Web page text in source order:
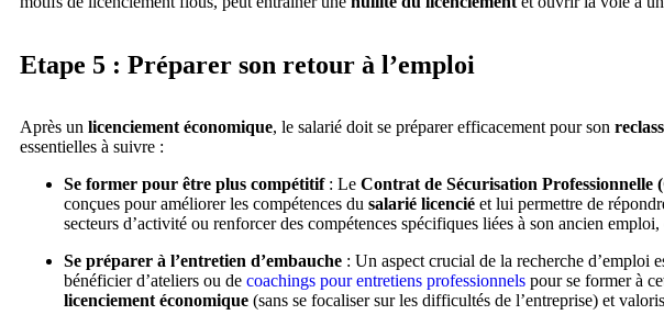
Etape 5 : Préparer son retour à l’emploi
Après un licenciement économique, le salarié doit se préparer efficacement pour son
essentielles à suivre :
Se former pour être plus compétitif: Le Contrat de Sécurisation Professionnelle
conçues pour améliorer les compétences du salarié licencié et lui permettre de
secteurs d’activité ou renforcer des compétences spécifiques liées à son ancien
Se préparer à l’entretien d’embauche : Un aspect crucial de la recherche d’emploi
bénéficier d’ateliers ou de coachings pour entretiens professionnels pour se former à
licenciement économique (sans se focaliser sur les difficultés de l’entreprise) et